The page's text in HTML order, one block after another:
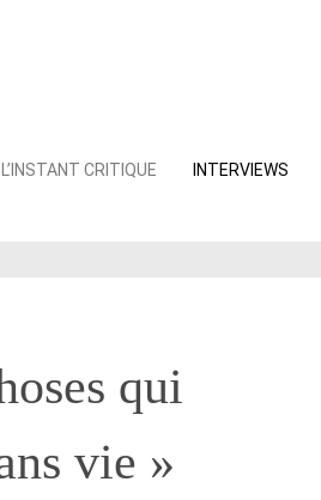
L’INSTANT CRITIQUE INTERVIEWS
qui
vie »